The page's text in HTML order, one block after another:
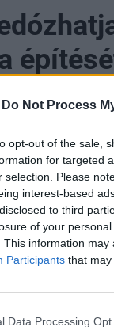
Do Not Process
opt-out of the sale,
for targeted
selection. Please
interest-based
to third
of your
This information
Participants that may
Data Processing
építése. A
biztos is
nem fog
otthonok?